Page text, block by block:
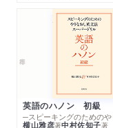
英語のハノン 初級
横山雅彦著中村佐知子著